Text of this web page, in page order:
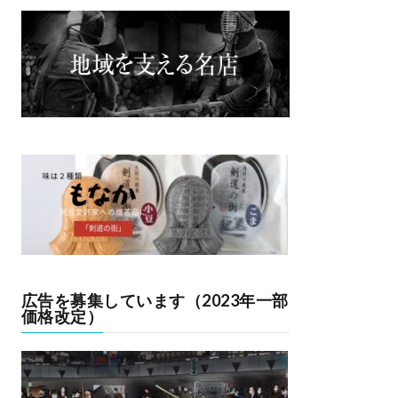
広告を募集しています（2023年一部
価格改定）